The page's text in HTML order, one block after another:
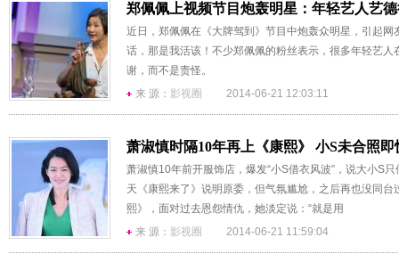
郑佩佩上视频节目炮轰明星：年轻艺人艺
近日，郑佩佩在《大牌驾到》节目中炮轰众明星，引起
话，那是我活该！不少郑佩佩的粉丝表示，很多年轻艺
谢，而不是责怪。
来 源： 影视圈 2014-06-21 12:03:11
萧淑慎时隔10年再上《康熙》 小S未合照即
萧淑慎10年前开服饰店，爆发“小S借衣风波”，说大小S
天《康熙来了》说明原委，但气氛尴尬，之后再也没同
熙》，面对过去恩怨情仇，她淡定说：“就是用
来 源： 影视圈 2014-06-21 11:59:04